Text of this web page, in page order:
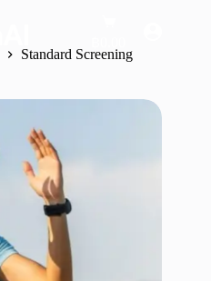
Standard Screening